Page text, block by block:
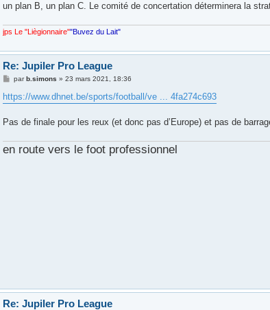
un plan B, un plan C. Le comité de concertation déterminera la
jps Le "Liègionnaire""Buvez du Lait"
Re: Jupiler Pro League
M
s
s
g
e
parb.simons »23 mars 2021, 18:36
https://www.dhnet.be/sports/football/ve ... 4fa274c693
Pas de finale pour les reux (et donc pas d’Europe) et pas de
en route vers le foot professionnel
Re: Jupiler Pro League